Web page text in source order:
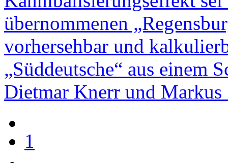
übernommenen
vorhersehbar und
„Süddeutsche“ aus einem
Dietmar Knerr und Markus
1